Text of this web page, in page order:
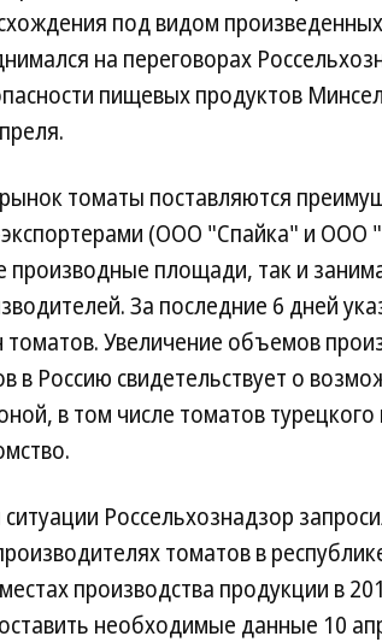
под видом
на переговорах
пищевых продуктов
томаты поставляются
(ООО "Спайка" и ООО
производные площади, так и
За последние 6 дней
томатов. Увеличение объемов
в Россию свидетельствует о
в том числе томатов
Россельхознадзор
томатов в
производства продукции в
необходимые данные 10